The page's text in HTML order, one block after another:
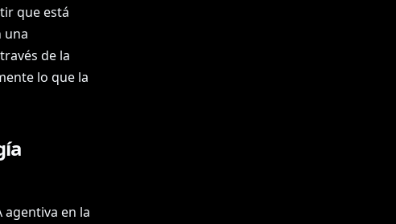
que está
una
de la
lo que la
en la